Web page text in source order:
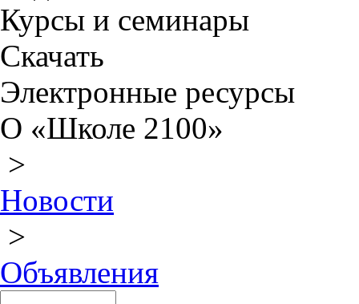
Курсы и семинары
Скачать
Электронные ресурсы
О «Школе 2100»
>
Новости
>
Объявления